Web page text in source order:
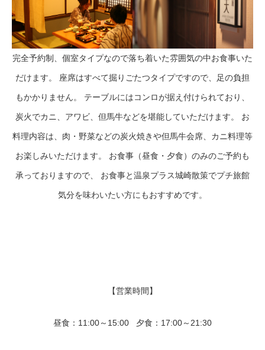
完全予約制、個室タイプなので落ち着いた雰囲気の中お食事いた
だけます。 座席はすべて掘りごたつタイプですので、足の負担
もかかりません。 テーブルにはコンロが据え付けられており、
炭火でカニ、アワビ、但馬牛などを堪能していただけます。 お
料理内容は、肉・野菜などの炭火焼きや但馬牛会席、カニ料理等
お楽しみいただけます。 お食事（昼食・夕食）のみのご予約も
承っておりますので、 お食事と温泉プラス城崎散策でプチ旅館
気分を味わいたい方にもおすすめです。
【営業時間】
昼食：11:00～15:00 夕食：17:00～21:30